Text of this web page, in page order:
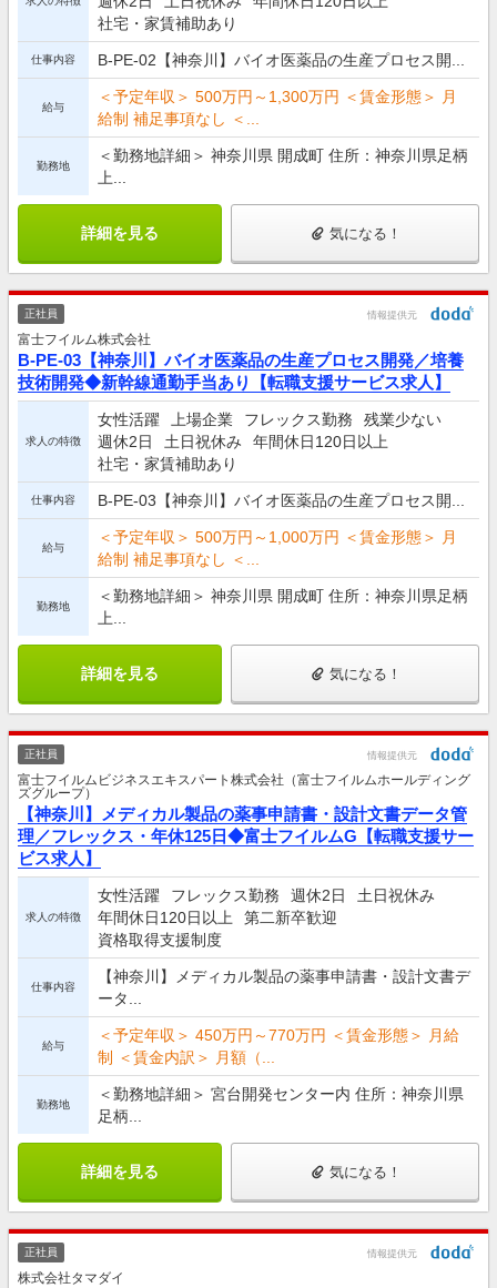
社宅・家賃補助あり
仕事内容 B-PE-02【神奈川】バイオ医薬品の生産プロセス開...
給与
＜予定年収＞ 500万円～1,300万円 ＜賃金形態＞ 月
給制 補足事項なし ＜...
勤務地
＜勤務地詳細＞ 神奈川県 開成町 住所：神奈川県足柄
上...
詳細を見る 気になる！
正社員 情報提供元
富士フイルム株式会社
B-PE-03【神奈川】バイオ医薬品の生産プロセス開発／培養
技術開発◆新幹線通勤手当あり【転職支援サービス求人】
求人の特徴
女性活躍 上場企業 フレックス勤務
残業少ない
週休2日
土日祝休み
年間休日120日以上
社宅・家賃補助あり
仕事内容 B-PE-03【神奈川】バイオ医薬品の生産プロセス開...
給与
＜予定年収＞ 500万円～1,000万円 ＜賃金形態＞ 月
給制 補足事項なし ＜...
勤務地
＜勤務地詳細＞ 神奈川県 開成町 住所：神奈川県足柄
上...
詳細を見る 気になる！
正社員 情報提供元
富士フイルムビジネスエキスパート株式会社（富士フイルムホールディング
ズグループ）
【神奈川】メディカル製品の薬事申請書・設計文書データ管
理／フレックス・年休125日◆富士フイルムG【転職支援サー
ビス求人】
求人の特徴
女性活躍 フレックス勤務 週休2日
土日祝休み
年間休日120日以上
第二新卒歓迎
資格取得支援制度
仕事内容
【神奈川】メディカル製品の薬事申請書・設計文書デ
ータ...
給与
＜予定年収＞ 450万円～770万円 ＜賃金形態＞ 月給
制 ＜賃金内訳＞ 月額（...
勤務地
＜勤務地詳細＞ 宮台開発センター内 住所：神奈川県
足柄...
詳細を見る 気になる！
正社員 情報提供元
株式会社タマダイ